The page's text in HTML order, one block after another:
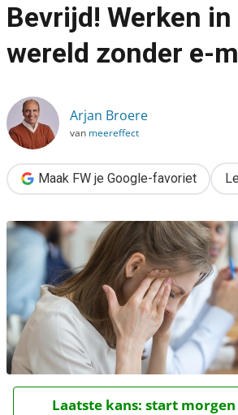
Mens & Werk
›
Bevrijd! Werken in
wereld zonder e-
Arjan Broere
van meereffect
Maak FW je Google-favoriet
Laatste kans: start